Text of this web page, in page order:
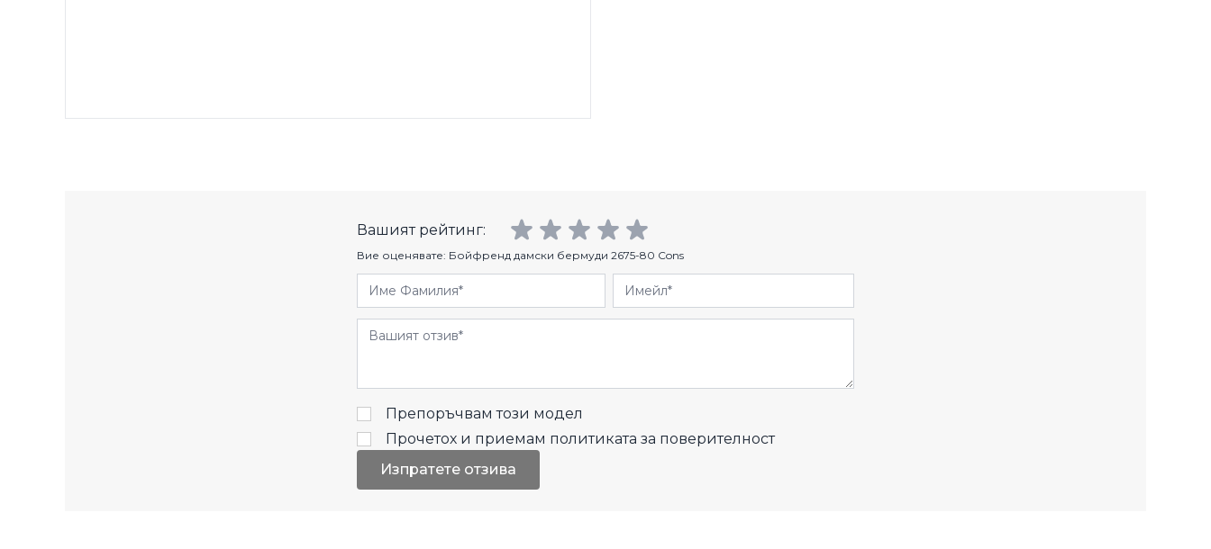
Вашият рейтинг:
Вие оценявате: Бойфренд дамски бермуди 2675-80 Cons
Име Фамилия Имейл
Отзиви
Препоръчвам този модел
Прочетох и приемам политиката за поверителност
Изпратете отзива